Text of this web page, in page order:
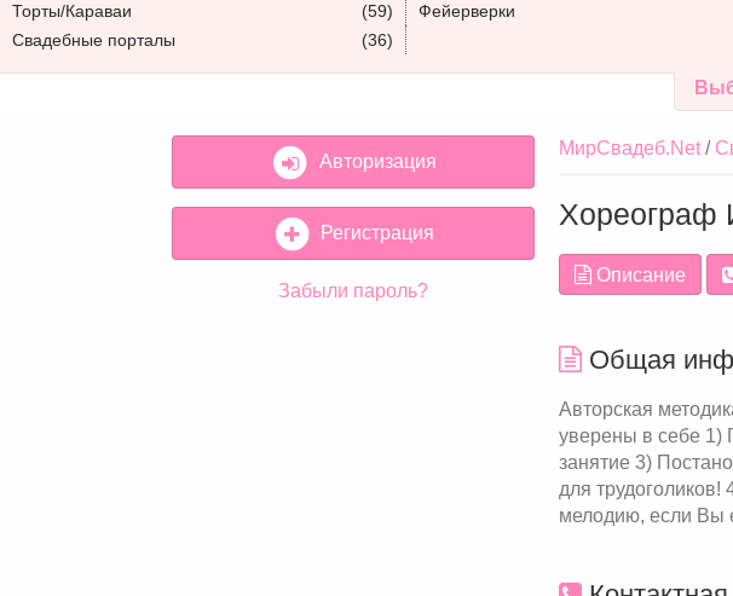
Торты/Караваи
(59) Фейерверки
Свадебные порталы
(36)
МирСвадеб.Net
Хореограф
Описание
Общая
Авторская
уверены в себе 1)
занятие 3)
для
мелодию, если Вы
Авторизация
Регистрация
Забыли пароль?